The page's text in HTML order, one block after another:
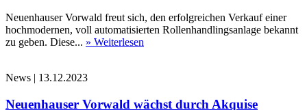
Neuenhauser Vorwald freut sich, den erfolgreichen Verkauf einer
hochmodernen, voll automatisierten Rollenhandlingsanlage bekannt
zu geben. Diese... » Weiterlesen
News | 13.12.2023
Neuenhauser Vorwald wächst durch Akquise